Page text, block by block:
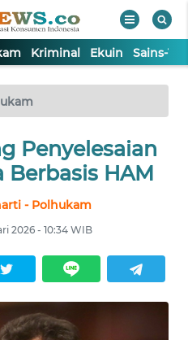
Kriminal Ekuin Sains-
Penyelesaian
Berbasis HAM
- Polhukam
2026 - 10:34 WIB